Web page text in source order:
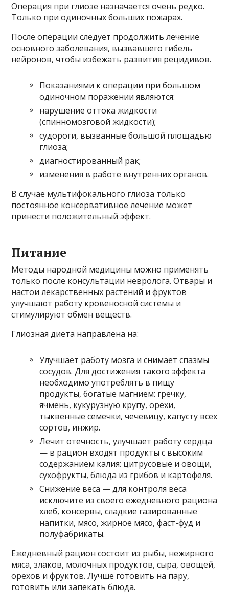
Операция при глиозе назначается очень редко.
Только при одиночных больших пожарах.
После операции следует продолжить лечение
основного заболевания, вызвавшего гибель
нейронов, чтобы избежать развития рецидивов.
Показаниями к операции при большом
одиночном поражении являются:
нарушение оттока жидкости
(спинномозговой жидкости);
судороги, вызванные большой площадью
глиоза;
диагностированный рак;
изменения в работе внутренних органов.
В случае мультифокального глиоза только
постоянное консервативное лечение может
принести положительный эффект.
Питание
Методы народной медицины можно применять
только после консультации невролога. Отвары и
настои лекарственных растений и фруктов
улучшают работу кровеносной системы и
стимулируют обмен веществ.
Глиозная диета направлена ​​на:
Улучшает работу мозга и снимает спазмы
сосудов. Для достижения такого эффекта
необходимо употреблять в пищу
продукты, богатые магнием: гречку,
ячмень, кукурузную крупу, орехи,
тыквенные семечки, чечевицу, капусту всех
сортов, инжир.
Лечит отечность, улучшает работу сердца
— в рацион входят продукты с высоким
содержанием калия: цитрусовые и овощи,
сухофрукты, блюда из грибов и картофеля.
Снижение веса — для контроля веса
исключите из своего ежедневного рациона
хлеб, консервы, сладкие газированные
напитки, мясо, жирное мясо, фаст-фуд и
полуфабрикаты.
Ежедневный рацион состоит из рыбы, нежирного
мяса, злаков, молочных продуктов, сыра, овощей,
орехов и фруктов. Лучше готовить на пару,
готовить или запекать блюда.